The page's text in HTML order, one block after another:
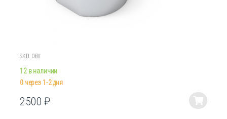
SKU: 08#
12 в наличии
0 через 1-2 дня
2500₽
Этот